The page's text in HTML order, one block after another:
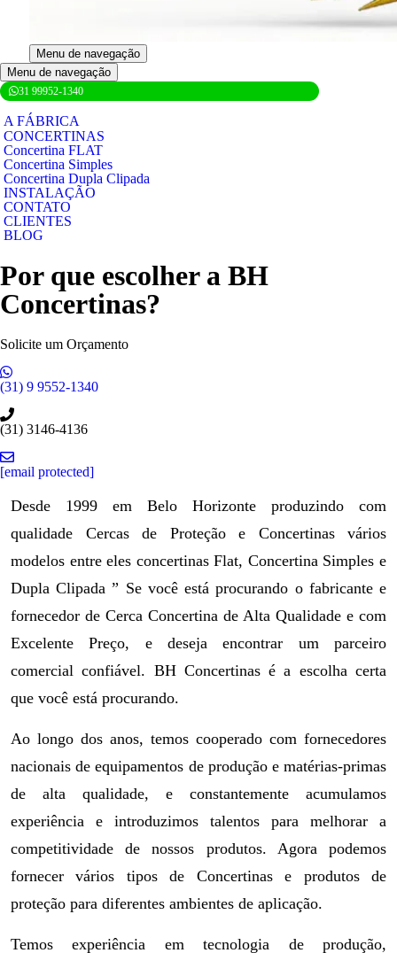
Menu de navegação
Menu de navegação
31 99952-1340
A FÁBRICA
CONCERTINAS
Concertina FLAT
Concertina Simples
Concertina Dupla Clipada
INSTALAÇÃO
CONTATO
CLIENTES
BLOG
Por que escolher a BH
Concertinas?
Solicite um Orçamento
(31) 9 9552-1340
(31) 3146-4136
[email protected]
Desde 1999 em Belo Horizonte produzindo com
qualidade Cercas de Proteção e Concertinas vários
modelos entre eles concertinas Flat, Concertina Simples e
Dupla Clipada ” Se você está procurando o fabricante e
fornecedor de Cerca Concertina de Alta Qualidade e com
Excelente Preço, e deseja encontrar um parceiro
comercial confiável. BH Concertinas é a escolha certa
que você está procurando.
Ao longo dos anos, temos cooperado com fornecedores
nacionais de equipamentos de produção e matérias-primas
de alta qualidade, e constantemente acumulamos
experiência e introduzimos talentos para melhorar a
competitividade de nossos produtos. Agora podemos
fornecer vários tipos de Concertinas e produtos de
proteção para diferentes ambientes de aplicação.
Temos experiência em tecnologia de produção,